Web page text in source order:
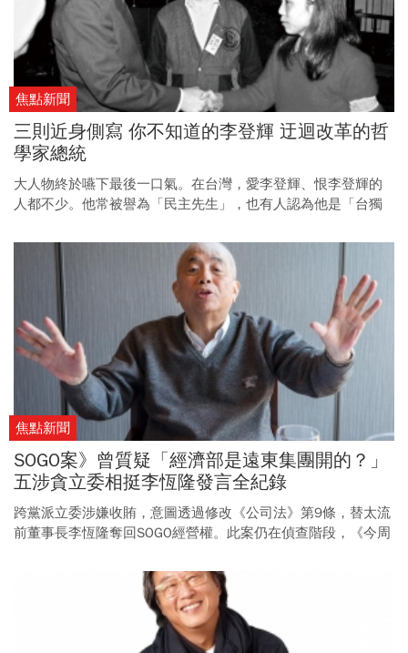
焦點新聞
三則近身側寫 你不知道的李登輝 迂迴改革的哲
學家總統
大人物終於嚥下最後一口氣。在台灣，愛李登輝、恨李登輝的
人都不少。他常被譽為「民主先生」，也有人認為他是「台獨
「阿輝伯」，至於厭惡他的，就當他「老賊」、「老番顛」，
李登輝在政壇叱吒風雲一甲子，好惡褒貶者皆眾。
焦點新聞
SOGO案》曾質疑「經濟部是遠東集團開的？」
五涉貪立委相挺李恆隆發言全紀錄
跨黨派立委涉嫌收賄，意圖透過修改《公司法》第9條，替太流
前董事長李恆隆奪回SOGO經營權。此案仍在偵查階段，《今周